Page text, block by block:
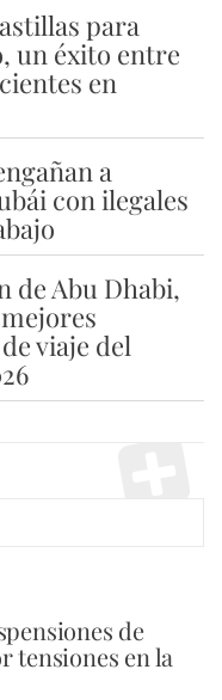
para
un éxito entre
en
a
con ilegales
de Abu Dhabi,
viaje del
de
tensiones en la